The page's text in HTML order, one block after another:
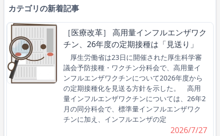
カテゴリの新着記事
［医療改革］ 高用量インフルエンザワク
チン、26年度の定期接種は「見送り」
厚生労働省は23日に開催された厚生科学審
議会予防接種・ワクチン分科会で、高用量イ
ンフルエンザワクチンについて2026年度から
の定期接種化を見送る方針を示した。 高用
量インフルエンザワクチンについては、26年2
月の同分科会で、標準量インフルエンザワク
チンに加え、インフルエンザの定
2026/7/27